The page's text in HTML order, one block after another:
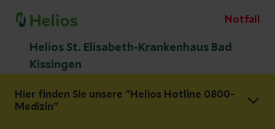
Notfall
Helios St. Elisabeth-Krankenhaus Bad
Kissingen
Hier finden Sie unsere "Helios Hotline 0800-
Medizin"